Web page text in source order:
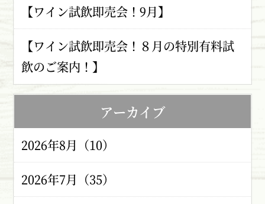
【ワイン試飲即売会！9月】
【ワイン試飲即売会！８月の特別有料試
飲のご案内！】
アーカイブ
2026年8月（10）
2026年7月（35）